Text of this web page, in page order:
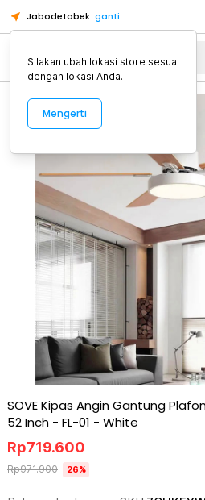
Jabodetabek ganti
Alat Kopi
SOVE Kipas Angin Gantung
52 Inch - FL-01 - White
Rp719.600
Rp971.900 26%
Silakan ubah lokasi store sesuai
dengan lokasi Anda.
Mengerti